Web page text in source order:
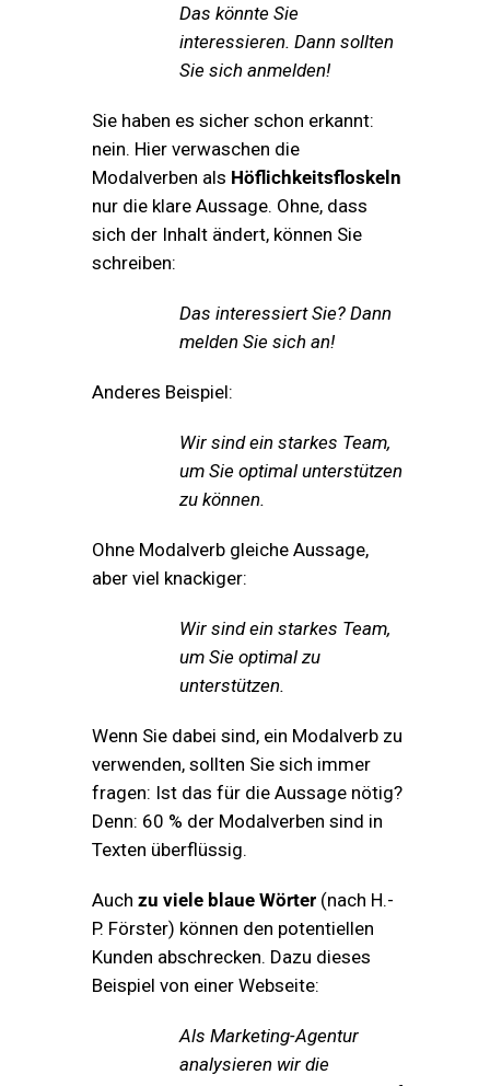
Das könnte Sie
interessieren. Dann sollten
Sie sich anmelden!
Sie haben es sicher schon erkannt:
nein. Hier verwaschen die
Modalverben als Höflichkeitsfloskeln
nur die klare Aussage. Ohne, dass
sich der Inhalt ändert, können Sie
schreiben:
Das interessiert Sie? Dann
melden Sie sich an!
Anderes Beispiel:
Wir sind ein starkes Team,
um Sie optimal unterstützen
zu können.
Ohne Modalverb gleiche Aussage,
aber viel knackiger:
Wir sind ein starkes Team,
um Sie optimal zu
unterstützen.
Wenn Sie dabei sind, ein Modalverb zu
verwenden, sollten Sie sich immer
fragen: Ist das für die Aussage nötig?
Denn: 60 % der Modalverben sind in
Texten überflüssig.
Auch zu viele blaue Wörter (nach H.-
P. Förster) können den potentiellen
Kunden abschrecken. Dazu dieses
Beispiel von einer Webseite:
Als Marketing-Agentur
analysieren wir die